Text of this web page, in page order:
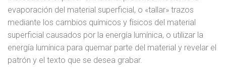
evaporación del material superficial, o «tallar» trazos
mediante los cambios químicos y físicos del material
superficial causados por la energía lumínica, o utilizar la
energía lumínica para quemar parte del material y revelar el
patrón y el texto que se desea grabar.